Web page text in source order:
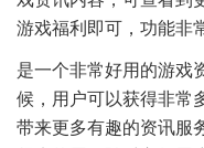
游戏福利即可，功能非
是一个非常好用的游戏
候，用户可以获得非常
带来更多有趣的资讯服